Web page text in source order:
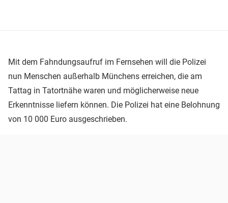
Mit dem Fahndungsaufruf im Fernsehen will die Polizei
nun Menschen außerhalb Münchens erreichen, die am
Tattag in Tatortnähe waren und möglicherweise neue
Erkenntnisse liefern können. Die Polizei hat eine Belohnung
von 10 000 Euro ausgeschrieben.